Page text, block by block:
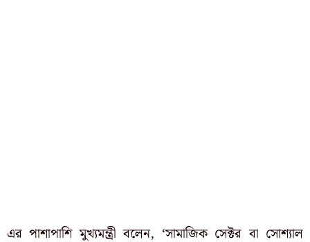
এর পাশাপাশি মুখ্যমন্ত্রী বলেন, ‘সামাজিক সেক্টর বা সোশ্যাল